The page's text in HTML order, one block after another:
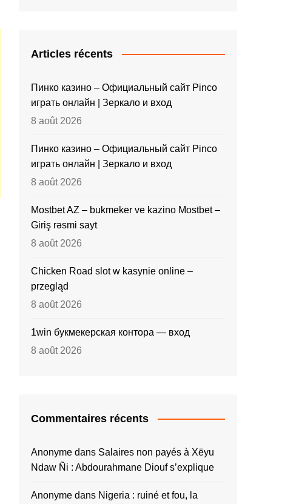
Articles récents
Пинко казино – Официальный сайт Pinco
играть онлайн | Зеркало и вход
8 août 2026
Пинко казино – Официальный сайт Pinco
играть онлайн | Зеркало и вход
8 août 2026
Mostbet AZ – bukmeker ve kazino Mostbet –
Giriş rəsmi sayt
8 août 2026
Chicken Road slot w kasynie online –
przegląd
8 août 2026
1win букмекерская контора — вход
8 août 2026
Commentaires récents
Anonyme dans Salaires non payés à Xëyu
Ndaw Ñi : Abdourahmane Diouf s’explique
Anonyme dans Nigeria : ruiné et fou, la